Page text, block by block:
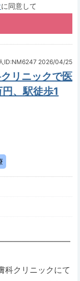
に同意して
ID:NM6247 2026/04/25
リニックで医
、駅徒歩1
科クリニックにて